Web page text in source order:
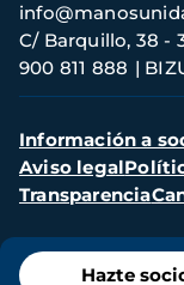
Menú
Hazte
de
contacto
C/ Barquillo, 38 -
900 811 888
Menú
secundario
Información a
Aviso legal
Transparencia